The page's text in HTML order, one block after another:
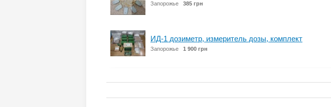
Запорожье 385 грн
ИД-1 дозиметр, измеритель дозы, комплект
Запорожье 1 900 грн